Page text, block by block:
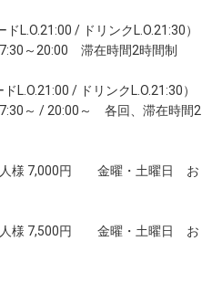
/ ドリンクL.O.21:30）
滞在時間2時間制
/ ドリンクL.O.21:30）
20:00～ 各回、滞在時間2
円 金曜・土曜日 お
円 金曜・土曜日 お